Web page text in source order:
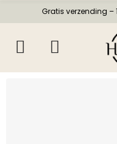
Gratis verzending –